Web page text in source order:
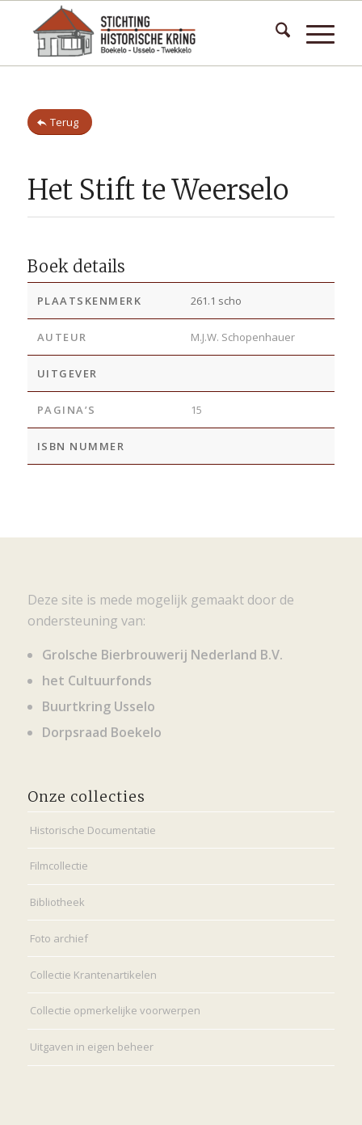
Terug
Het Stift te Weerselo
Boek details
PLAATSKENMERK 261.1 scho
AUTEUR M.J.W. Schopenhauer
UITGEVER
PAGINA’S 15
ISBN NUMMER
Deze site is mede mogelijk gemaakt door de
ondersteuning van:
Grolsche Bierbrouwerij Nederland B.V.
het Cultuurfonds
Buurtkring Usselo
Dorpsraad Boekelo
Onze collecties
Historische Documentatie
Filmcollectie
Bibliotheek
Foto archief
Collectie Krantenartikelen
Collectie opmerkelijke voorwerpen
Uitgaven in eigen beheer